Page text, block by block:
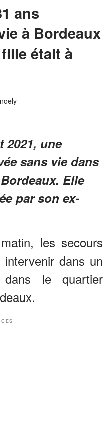
ans
à Bordeaux
était à
2021, une
sans vie dans
Elle
par son ex-
les secours
dans un
dans le quartier